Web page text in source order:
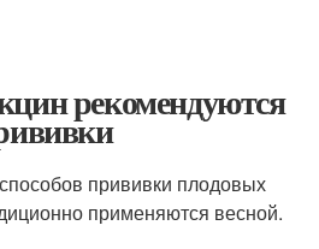
рекомендуются
прививки плодовых
применяются весной.